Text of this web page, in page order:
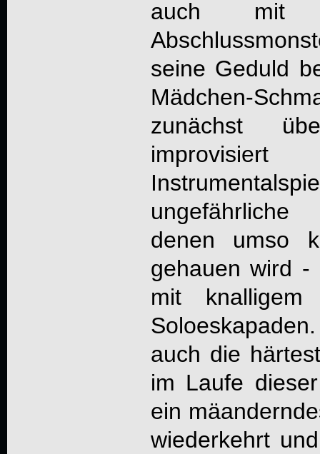
auch mit
seine Geduld
Mädchen-
zunächst
denen umso
gehauen wird -
mit
auch die
im Laufe
ein
wiederkehrt